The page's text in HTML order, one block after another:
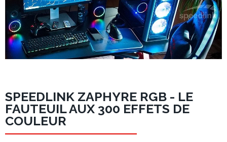
SPEEDLINK ZAPHYRE RGB - LE
FAUTEUIL AUX 300 EFFETS DE
COULEUR